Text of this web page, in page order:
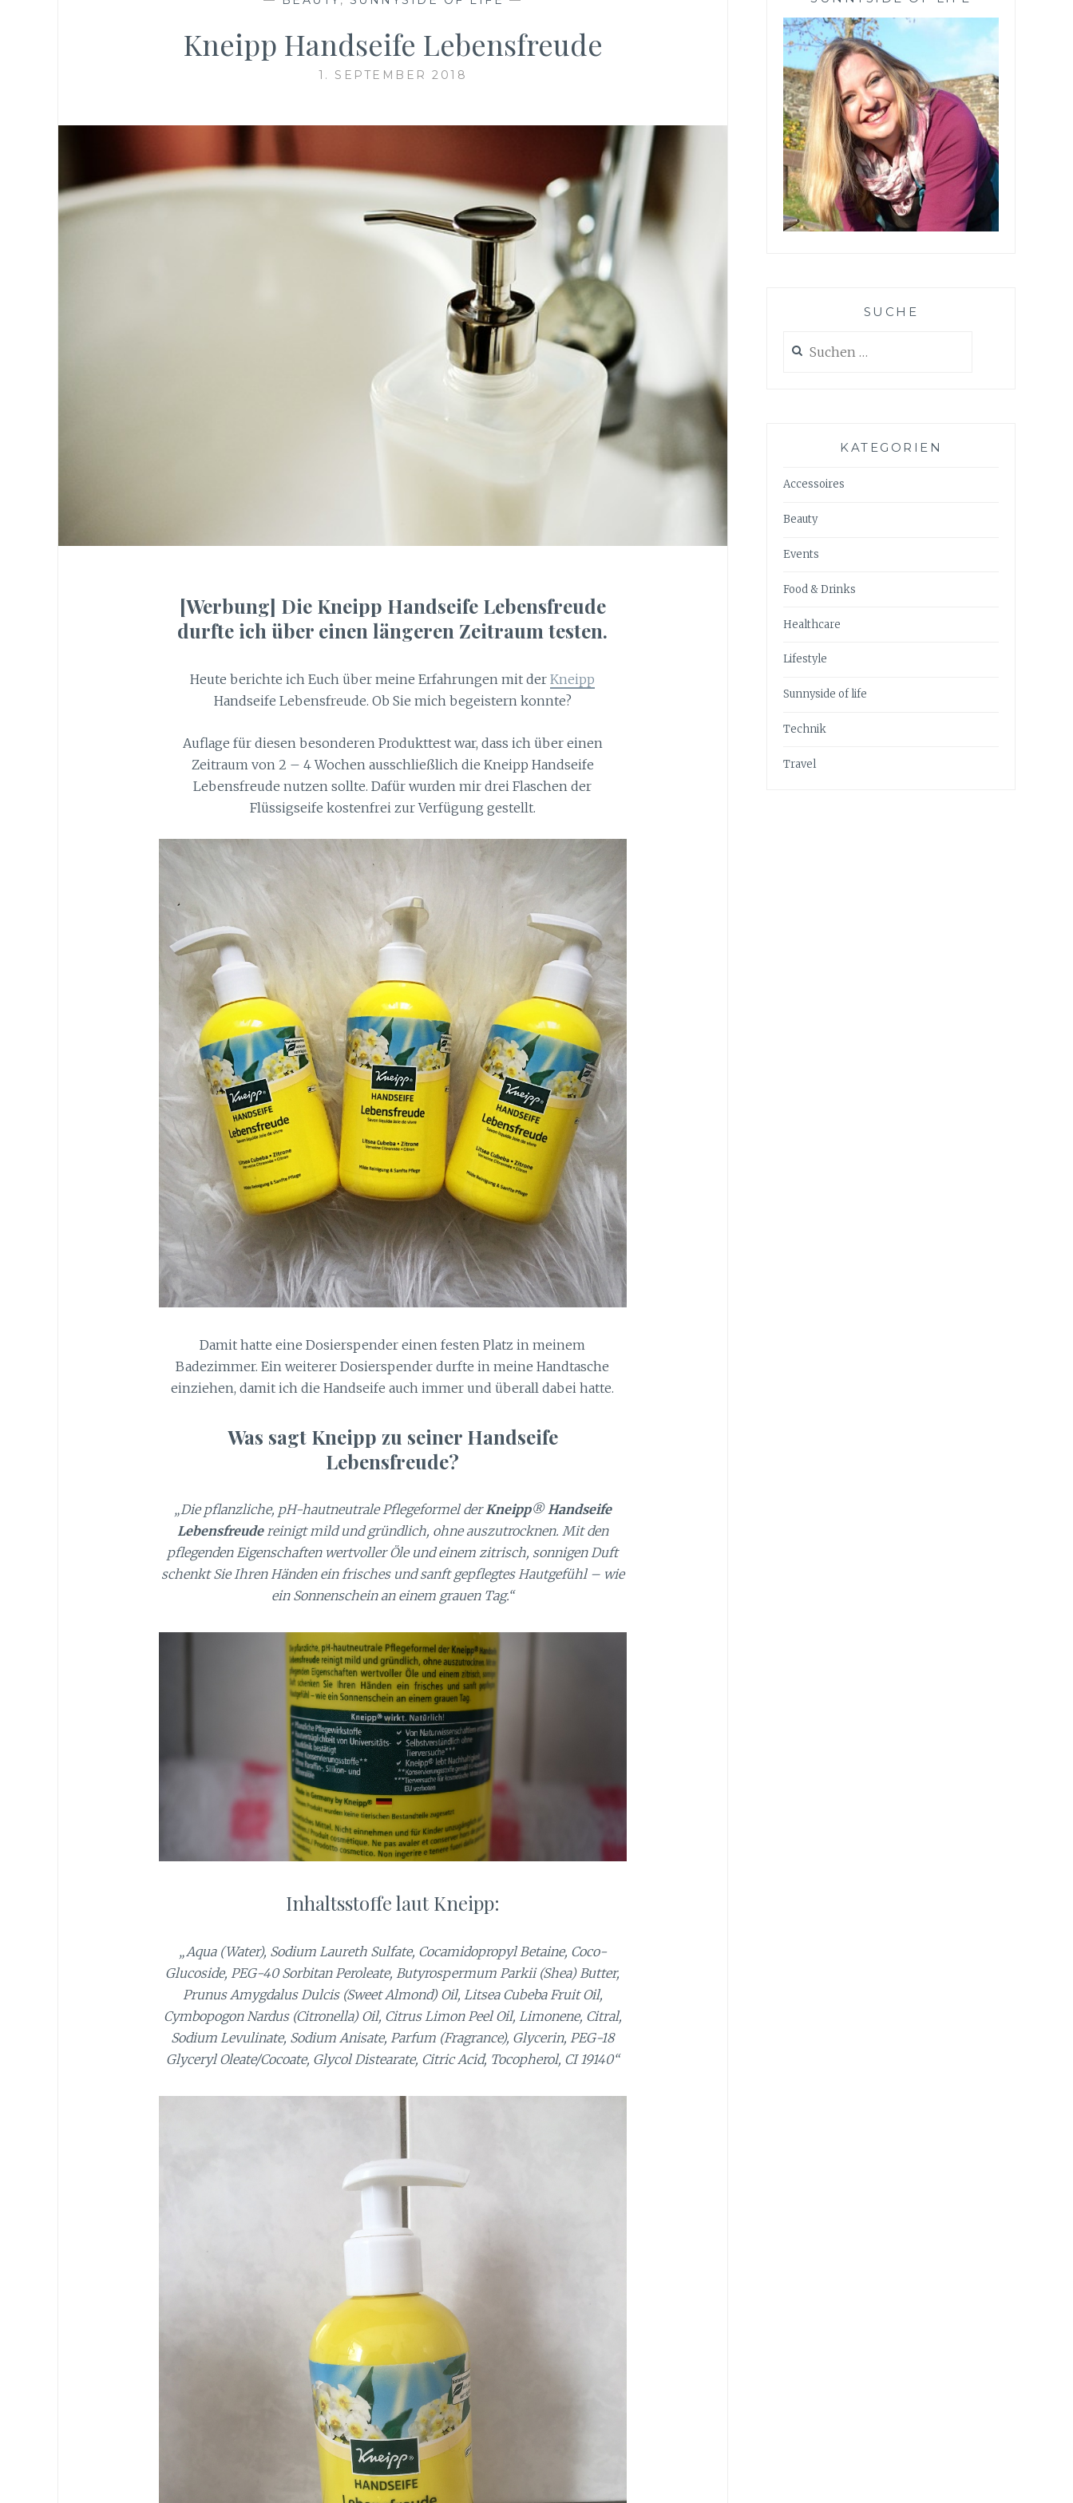
Kneipp Handseife Lebensfreude
1. SEPTEMBER 2018
[Werbung] Die Kneipp Handseife Lebensfreude
durfte ich über einen längeren Zeitraum testen.
Heute berichte ich Euch über meine Erfahrungen mit derKneipp
Handseife Lebensfreude. Ob Sie mich begeistern konnte?
Auflage für diesen besonderen Produkttest war, dass ich über einen
Zeitraum von 2 – 4 Wochen ausschließlich die Kneipp Handseife
Lebensfreude nutzen sollte. Dafür wurden mir drei Flaschen der
Flüssigseife kostenfrei zur Verfügung gestellt.
Damit hatte eine Dosierspender einen festen Platz in meinem
Badezimmer. Ein weiterer Dosierspender durfte in meine Handtasche
einziehen, damit ich die Handseife auch immer und überall dabei hatte.
Was sagt Kneipp zu seiner Handseife
Lebensfreude?
„Die pflanzliche, pH-hautneutrale Pflegeformel derKneipp®Handseife
Lebensfreudereinigt mild und gründlich, ohne auszutrocknen. Mit den
pflegenden Eigenschaften wertvoller Öle und einem zitrisch, sonnigen Duft
schenkt Sie Ihren Händen ein frisches und sanft gepflegtes Hautgefühl – wie
ein Sonnenschein an einem grauen Tag.“
Inhaltsstoffe laut Kneipp:
„Aqua (Water), Sodium Laureth Sulfate, Cocamidopropyl Betaine, Coco-
Glucoside, PEG-40 Sorbitan Peroleate, Butyrospermum Parkii (Shea) Butter,
Prunus Amygdalus Dulcis (Sweet Almond) Oil, Litsea Cubeba Fruit Oil,
Cymbopogon Nardus (Citronella) Oil, Citrus Limon Peel Oil, Limonene, Citral,
Sodium Levulinate, Sodium Anisate, Parfum (Fragrance), Glycerin, PEG-18
Glyceryl Oleate/Cocoate, Glycol Distearate, Citric Acid, Tocopherol, CI 19140“
SUCHE
nach:
KATEGORIEN
Accessoires
Beauty
Events
Food & Drinks
Healthcare
Lifestyle
Sunnyside of life
Technik
Travel